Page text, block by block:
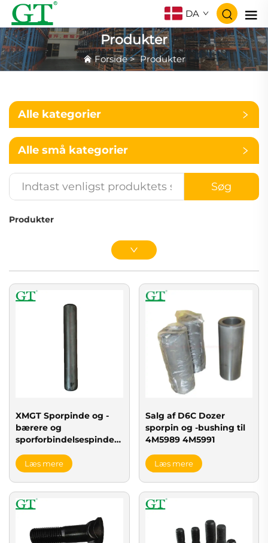
DA
Produkter
Forside>Produkter
Alle kategorier
Alle små kategorier
Søg
Produkter
XMGT Sporpinde og -
bærere og
sporforbindelsespinde
bulldozer
Læs mere
Salg af D6C Dozer
sporpin og -bushing til
4M5989 4M5991
Læs mere